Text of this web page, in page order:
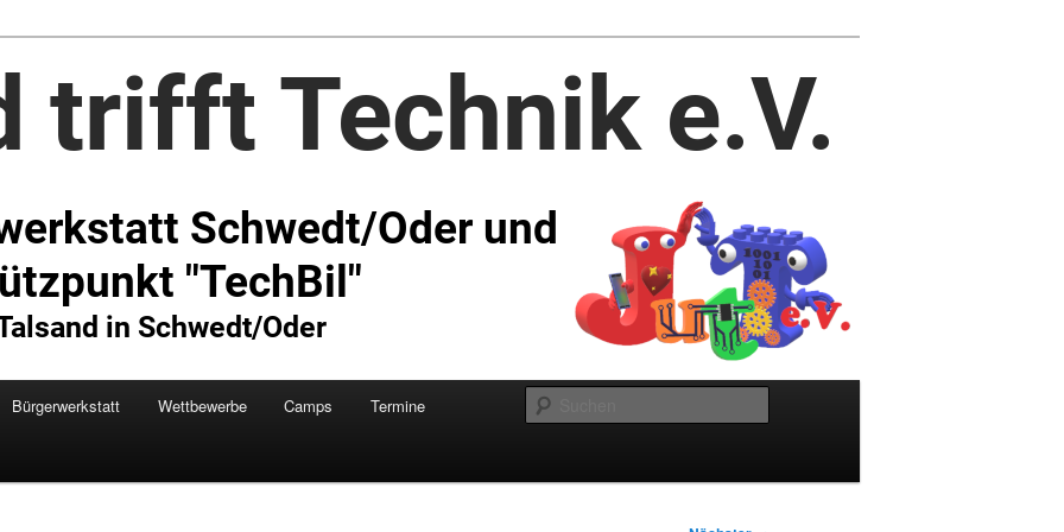
e.V.
Bürgerwerkstatt Wettbewerbe Camps Termine